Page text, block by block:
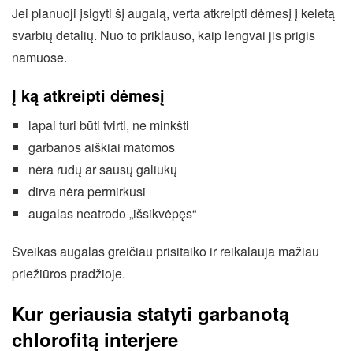
Jei planuoji įsigyti šį augalą, verta atkreipti dėmesį į keletą
svarbių detalių. Nuo to priklauso, kaip lengvai jis prigis
namuose.
Į ką atkreipti dėmesį
lapai turi būti tvirti, ne minkšti
garbanos aiškiai matomos
nėra rudų ar sausų galiukų
dirva nėra permirkusi
augalas neatrodo „išsikvėpęs“
Sveikas augalas greičiau prisitaiko ir reikalauja mažiau
priežiūros pradžioje.
Kur geriausia statyti garbanotą
chlorofitą interjere